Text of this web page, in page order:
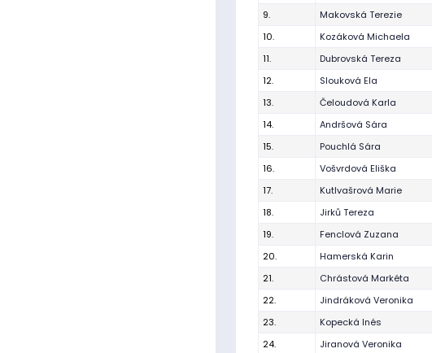
9.
Makovská Terezie
10.
Kozáková Michaela
11.
Dubrovská Tereza
12.
Slouková Ela
13.
Čeloudová Karla
14.
Andršová Sára
15.
Pouchlá Sára
16.
Vošvrdová Eliška
17.
Kutlvašrová Marie
18.
Jirků Tereza
19.
Fenclová Zuzana
20.
Hamerská Karin
21.
Chrástová Markéta
22.
Jindráková Veronika
23.
Kopecká Inés
24.
Jiranová Veronika